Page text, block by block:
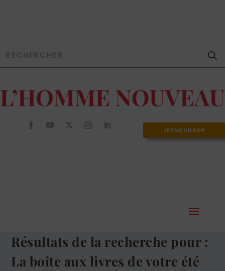
JE FAIS UN DON
Résultats de la recherche pour :
La boîte aux livres de votre été